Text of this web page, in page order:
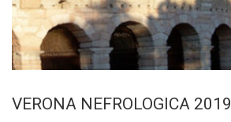
VERONA NEFROLOGICA 2019